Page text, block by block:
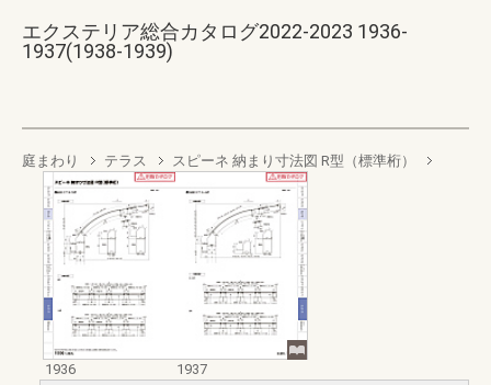
エクステリア総合カタログ2022-2023 1936-
1937(1938-1939)
庭まわり テラス スピーネ 納まり寸法図 R型（標準桁）
1936
1937